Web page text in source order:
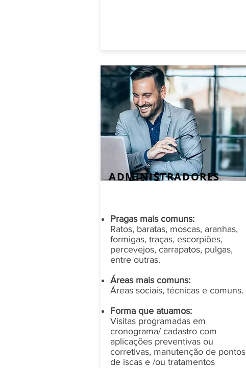
ADMINISTRADORES
Pragas mais comuns:
Ratos, baratas, moscas, aranhas,
formigas, traças, escorpiões,
percevejos, carrapatos, pulgas,
entre outras.
Áreas mais comuns:
Áreas sociais, técnicas e comuns.
Forma que atuamos:
Visitas programadas em
cronograma/ cadastro com
aplicações preventivas ou
corretivas, manutenção de pontos
de iscas e /ou tratamentos